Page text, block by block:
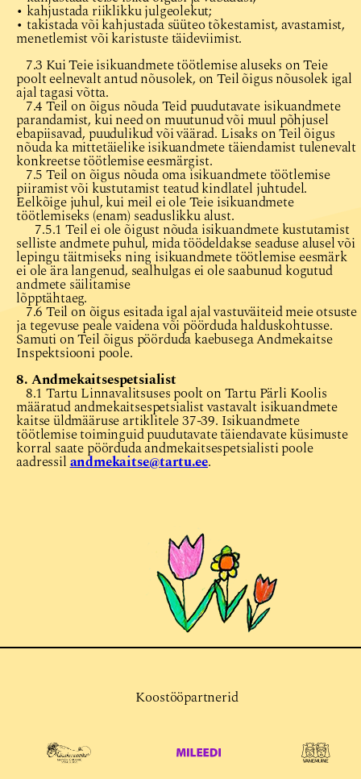
• kahjustada riiklikku julgeolekut;
• takistada või kahjustada süüteo tõkestamist, avastamist,
menetlemist või karistuste täideviimist.
7.3 Kui Teie isikuandmete töötlemise aluseks on Teie
poolt eelnevalt antud nõusolek, on Teil õigus nõusolek igal
ajal tagasi võtta.
7.4 Teil on õigus nõuda Teid puudutavate isikuandmete
parandamist, kui need on muutunud või muul põhjusel
ebapiisavad, puudulikud või väärad. Lisaks on Teil õigus
nõuda ka mittetäielike isikuandmete täiendamist tulenevalt
konkreetse töötlemise eesmärgist.
7.5 Teil on õigus nõuda oma isikuandmete töötlemise
piiramist või kustutamist teatud kindlatel juhtudel.
Eelkõige juhul, kui meil ei ole Teie isikuandmete
töötlemiseks (enam) seaduslikku alust.
7.5.1 Teil ei ole õigust nõuda isikuandmete kustutamist
selliste andmete puhul, mida töödeldakse seaduse alusel või
lepingu täitmiseks ning isikuandmete töötlemise eesmärk
ei ole ära langenud, sealhulgas ei ole saabunud kogutud
andmete säilitamise
lõpptähtaeg.
7.6 Teil on õigus esitada igal ajal vastuväiteid meie otsuste
ja tegevuse peale vaidena või pöörduda halduskohtusse.
Samuti on Teil õigus pöörduda kaebusega Andmekaitse
Inspektsiooni poole.
8. Andmekaitsespetsialist
8.1 Tartu Linnavalitsuses poolt on Tartu Pärli Koolis
määratud andmekaitsespetsialist vastavalt isikuandmete
kaitse üldmääruse artiklitele 37-39. Isikuandmete
töötlemise toiminguid puudutavate täiendavate küsimuste
korral saate pöörduda andmekaitsespetsialisti poole
aadressilandmekaitse@tartu.ee.
Koostööpartnerid